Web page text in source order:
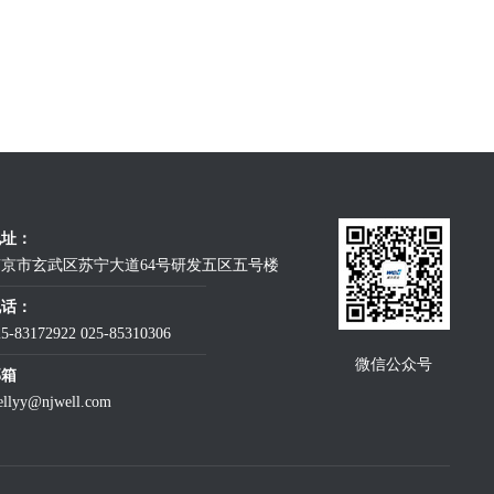
微信公众号
：
市玄武区苏宁大道64号研发五区五号楼
：
83172922 025-85310306